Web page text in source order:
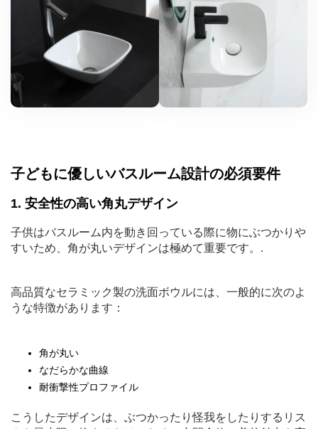
子どもに優しいバスルーム設計の必須要件
1. 安全性の高い角丸デザイン
子供はバスルーム内を動き回っている際に物にぶつかりや
すいため、角が丸いデザインは極めて重要です。.
高品質なセラミック製の洗面ボウルには、一般的に次のよ
うな特徴があります：
角が丸い
なだらかな曲線
耐衝撃性プロファイル
こうしたデザインは、ぶつかったり怪我をしたりするリス